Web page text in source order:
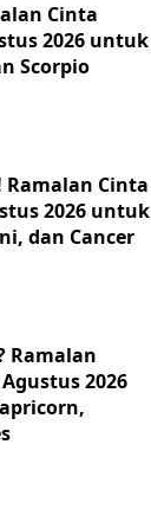
Cinta
2026 untuk
Scorpio
Cinta
2026 untuk
dan Cancer
Ramalan
2026